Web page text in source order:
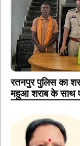
रतनपुर पुलिस का
महुआ शराब के साथ